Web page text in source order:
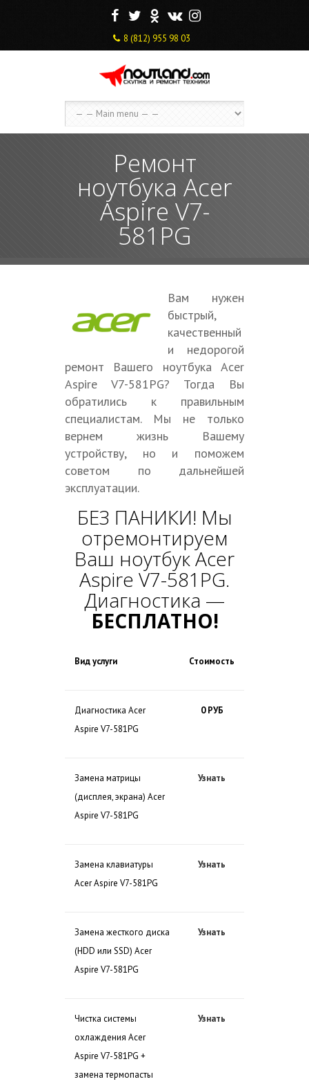
F T O V I
8 (812) 955 98 03
Ремонт
ноутбука Acer
Aspire V7-
581PG
Вам нужен
быстрый,
качественный
и недорогой
ремонт Вашего ноутбука Acer
Aspire V7-581PG? Тогда Вы
обратились к правильным
специалистам. Мы не только
вернем жизнь Вашему
устройству, но и поможем
советом по дальнейшей
эксплуатации.
БЕЗ ПАНИКИ! Мы
отремонтируем
Ваш ноутбук Acer
Aspire V7-581PG.
Диагностика —
БЕСПЛАТНО!
Вид услуги Стоимость
Диагностика Acer
Aspire V7-581PG
0 РУБ
Замена матрицы
(дисплея, экрана) Acer
Aspire V7-581PG
Узнать
Замена клавиатуры
Acer Aspire V7-581PG
Узнать
Замена жесткого диска
(HDD или SSD) Acer
Aspire V7-581PG
Узнать
Чистка системы
охлаждения Acer
Aspire V7-581PG +
замена термопасты
Узнать